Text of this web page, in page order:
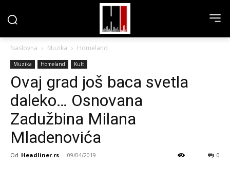
Naslovna Muzika Homeland
Muzika Homeland Kult
Ovaj grad još baca svetla
daleko… Osnovana
Zadužbina Milana
Mladenovića
Od Headliner.rs - 09/04/2019 0